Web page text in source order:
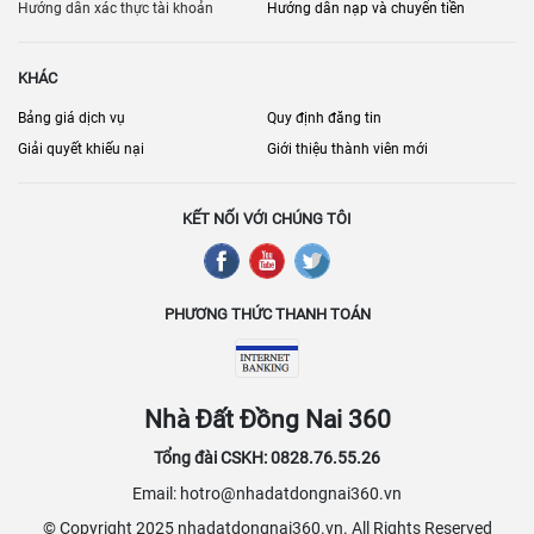
người thuê.
Hướng dẫn xác thực tài khoản
Hướng dẫn nạp và chuyển tiền
KHÁC
Bảng giá dịch vụ
Quy định đăng tin
Giải quyết khiếu nại
Giới thiệu thành viên mới
KẾT NỐI VỚI CHÚNG TÔI
PHƯƠNG THỨC THANH TOÁN
Nhà Đất Đồng Nai 360
Tổng đài CSKH: 0828.76.55.26
Email: hotro@nhadatdongnai360.vn
© Copyright 2025 nhadatdongnai360.vn. All Rights Reserved